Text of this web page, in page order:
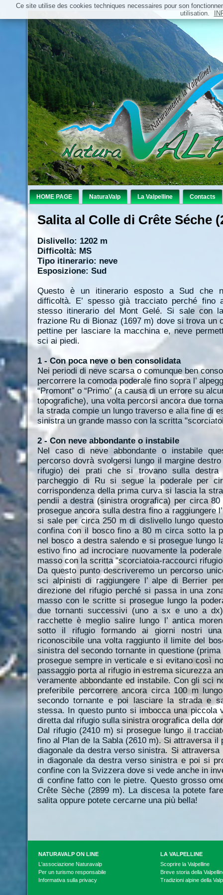
HOME PAGE NaturaValp La Valpelline Contacts
Salita al Colle di Crête Séche
Dislivello: 1202 m
Difficoltà: MS
Tipo itinerario: neve
Esposizione: Sud
Questo è un itinerario esposto a Sud che
difficoltà. E’ spesso già tracciato perché
stesso itinerario del Mont Gelé. Si sale con
frazione Ru di Bionaz (1697 m) dove si trova un
pettine per lasciare la macchina e, neve
sci ai piedi.
1 - Con poca neve o ben consolidata
Nei periodi di neve scarsa o comunque ben
percorrere la comoda poderale fino sopra l’
“Promont” o “Primo” (a causa di un errore su
topografiche), una volta percorsi ancora due
la strada compie un lungo traverso e alla fine di
sinistra un grande masso con la scritta
2 - Con neve abbondante o instabile
Nel caso di neve abbondante o instabile
percorso dovrà svolgersi lungo il margine
rifugio) dei prati che si trovano sulla destra
parcheggio di Ru si segue la poderale per
corrispondenza della prima curva si lascia la
pendii a destra (sinistra orografica) per circa
prosegue ancora sulla destra fino a raggiungere
si sale per circa 250 m di dislivello lungo
confina con il bosco fino a 80 m circa sotto la
nel bosco a destra salendo e si prosegue lungo
estivo fino ad incrociare nuovamente la
masso con la scritta "scorciatoia-raccourci
Da questo punto descriveremo un percorso
sci alpinisti di raggiungere l’ alpe di Berrier
direzione del rifugio perché si passa in una
masso con le scritte si prosegue lungo la
due tornanti successivi (uno a sx e uno a
racchette è meglio salire lungo l’ antica
sotto il rifugio formando ai giorni nostri una
riconoscibile una volta raggiunto il limite del
sinistra del secondo tornante in questione
prosegue sempre in verticale e si evitano così
passaggio porta al rifugio in estrema sicurezza
veramente abbondante ed instabile. Con gli sci
preferibile percorrere ancora circa 100 m
secondo tornante e poi lasciare la strada e
stessa. In questo punto si imbocca una piccola
diretta dal rifugio sulla sinistra orografica della
Dal rifugio (2410 m) si prosegue lungo il
fino al Plan de la Sabla (2610 m). Si attraversa il
diagonale da destra verso sinistra. Si attraversa
in diagonale da destra verso sinistra e poi si
confine con la Svizzera dove si vede anche in
di confine fatto con le pietre. Questo grosso
Crête Sèche (2899 m). La discesa la potete
salita oppure potete cercarne una più bella!
NATURAVALP ON LINE
LA VALPELLINE
L'associazione Naturavalp
Per un turismo responsabile
Informativa sulla privacy
Scoprire la Valpelline
Breve storia della
Tradizioni alpine della
Ce site utilise des cookies techniques necessaires pour son
utilisation.